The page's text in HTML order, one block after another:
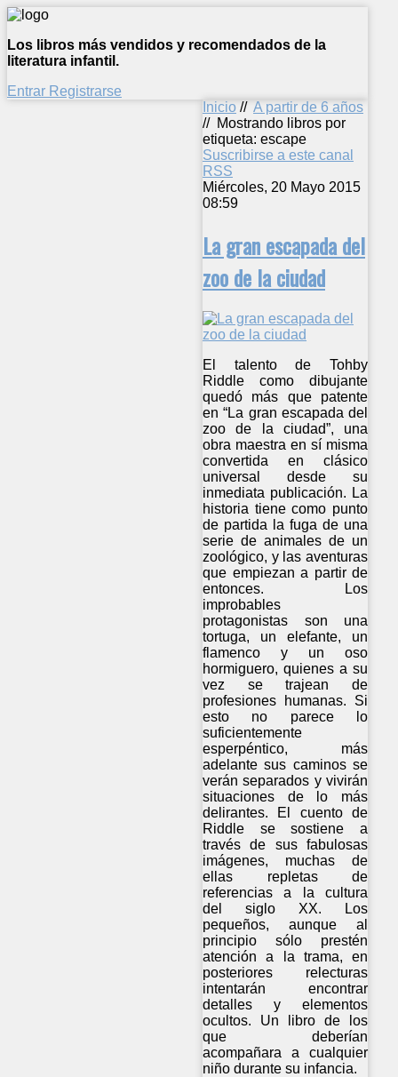
Los libros más vendidos y recomendados de la
literatura infantil.
Entrar Registrarse
Inicio // A partir de 6 años
// Mostrando libros por
etiqueta: escape
Suscribirse a este canal
RSS
Miércoles, 20 Mayo 2015
08:59
La gran escapada del
zoo de la ciudad
El talento de Tohby
Riddle como dibujante
quedó más que patente
en “La gran escapada del
zoo de la ciudad”, una
obra maestra en sí misma
convertida en clásico
universal desde su
inmediata publicación. La
historia tiene como punto
de partida la fuga de una
serie de animales de un
zoológico, y las aventuras
que empiezan a partir de
entonces. Los
improbables
protagonistas son una
tortuga, un elefante, un
flamenco y un oso
hormiguero, quienes a su
vez se trajean de
profesiones humanas. Si
esto no parece lo
suficientemente
esperpéntico, más
adelante sus caminos se
verán separados y vivirán
situaciones de lo más
delirantes. El cuento de
Riddle se sostiene a
través de sus fabulosas
imágenes, muchas de
ellas repletas de
referencias a la cultura
del siglo XX. Los
pequeños, aunque al
principio sólo prestén
atención a la trama, en
posteriores relecturas
intentarán encontrar
detalles y elementos
ocultos. Un libro de los
que deberían
acompañara a cualquier
niño durante su infancia.